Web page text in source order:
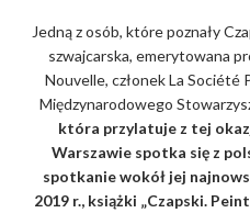
Jedną z osób, które poznały
szwajcarska, emerytowana
Nouvelle, członek La Société
Międzynarodowego
która przylatuje z tej
Warszawie spotka się z
spotkanie wokół jej
2019 r., książki „Czapski.